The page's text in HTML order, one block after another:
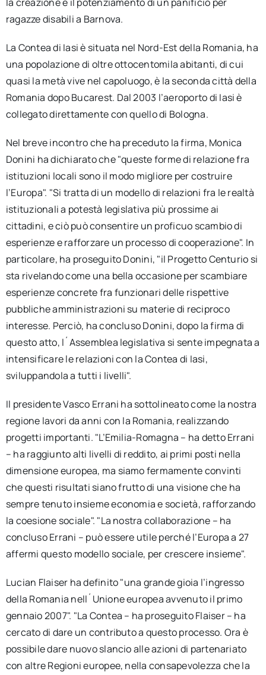
ragazze disabili a Barnova.
La Contea di Iasi è situata nel Nord-Est della Romania, ha
una popolazione di oltre ottocentomila abitanti, di cui
quasi la metà vive nel capoluogo, è la seconda città della
Romania dopo Bucarest. Dal 2003 l’aeroporto di Iasi è
collegato direttamente con quello di Bologna.
Nel breve incontro che ha preceduto la firma, Monica
Donini ha dichiarato che "queste forme di relazione fra
istituzioni locali sono il modo migliore per costruire
l’Europa". "Si tratta di un modello di relazioni fra le realtà
istituzionali a potestà legislativa più prossime ai
cittadini, e ciò può consentire un proficuo scambio di
esperienze e rafforzare un processo di cooperazione". In
particolare, ha proseguito Donini, "il Progetto Centurio si
sta rivelando come una bella occasione per scambiare
esperienze concrete fra funzionari delle rispettive
pubbliche amministrazioni su materie di reciproco
interesse. Perciò, ha concluso Donini, dopo la firma di
questo atto, l´Assemblea legislativa si sente impegnata a
intensificare le relazioni con la Contea di Iasi,
sviluppandola a tutti i livelli".
Il presidente Vasco Errani ha sottolineato come la nostra
regione lavori da anni con la Romania, realizzando
progetti importanti. "L’Emilia-Romagna – ha detto Errani
– ha raggiunto alti livelli di reddito, ai primi posti nella
dimensione europea, ma siamo fermamente convinti
che questi risultati siano frutto di una visione che ha
sempre tenuto insieme economia e società, rafforzando
la coesione sociale". "La nostra collaborazione – ha
concluso Errani – può essere utile perché l’Europa a 27
affermi questo modello sociale, per crescere insieme".
Lucian Flaiser ha definito "una grande gioia l’ingresso
della Romania nell´Unione europea avvenuto il primo
gennaio 2007". "La Contea – ha proseguito Flaiser – ha
cercato di dare un contributo a questo processo. Ora è
possibile dare nuovo slancio alle azioni di partenariato
con altre Regioni europee, nella consapevolezza che la